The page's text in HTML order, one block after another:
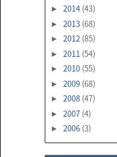
► 2014 (43)
► 2013 (68)
► 2012 (85)
► 2011 (54)
► 2010 (55)
► 2009 (68)
► 2008 (47)
► 2007 (4)
► 2006 (3)